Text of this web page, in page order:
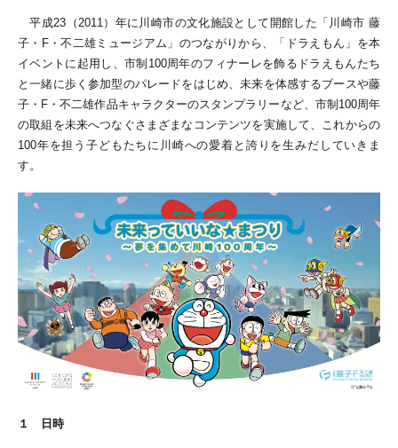
平成23（2011）年に川崎市の文化施設として開館した「川崎市 藤
子・F・不二雄ミュージアム」のつながりから、「ドラえもん」を本
イベントに起用し、市制100周年のフィナーレを飾るドラえもんたち
と一緒に歩く参加型のパレードをはじめ、未来を体感するブースや藤
子・F・不二雄作品キャラクターのスタンプラリーなど、市制100周年
の取組を未来へつなぐさまざまなコンテンツを実施して、これからの
100年を担う子どもたちに川崎への愛着と誇りを生みだしていきま
す。
１ 日時